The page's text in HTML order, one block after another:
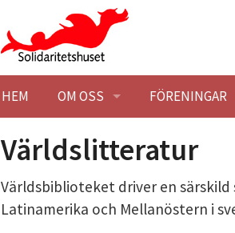
HEM OM OSS
BESÖK OSS HITTA HIT
STUDIEBESÖK
KONTAKTA OSS
FÖRENINGAR
BLI MEDLEM
Världslitteratur
Världsbiblioteket driver en särskild
Latinamerika och Mellanöstern i